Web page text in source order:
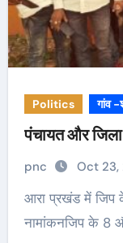
Politics गांव -
पंचायत और
pnc Oct 23,
आरा प्रखंड में जिप के 8 प्रत्याशियों समेत 200 का हुआ
नामांकनजिप के 8